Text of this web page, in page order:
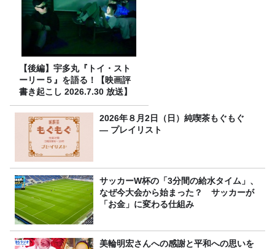
【後編】宇多丸『トイ・スト
ーリー５』を語る！【映画評
書き起こし 2026.7.30 放送】
2026年８月2日（日）純喫茶もぐもぐ
― プレイリスト
サッカーW杯の「3分間の給水タイム」、
なぜ今大会から始まった？ サッカーが
「お金」に変わる仕組み
美輪明宏さんへの感謝と平和への思いを